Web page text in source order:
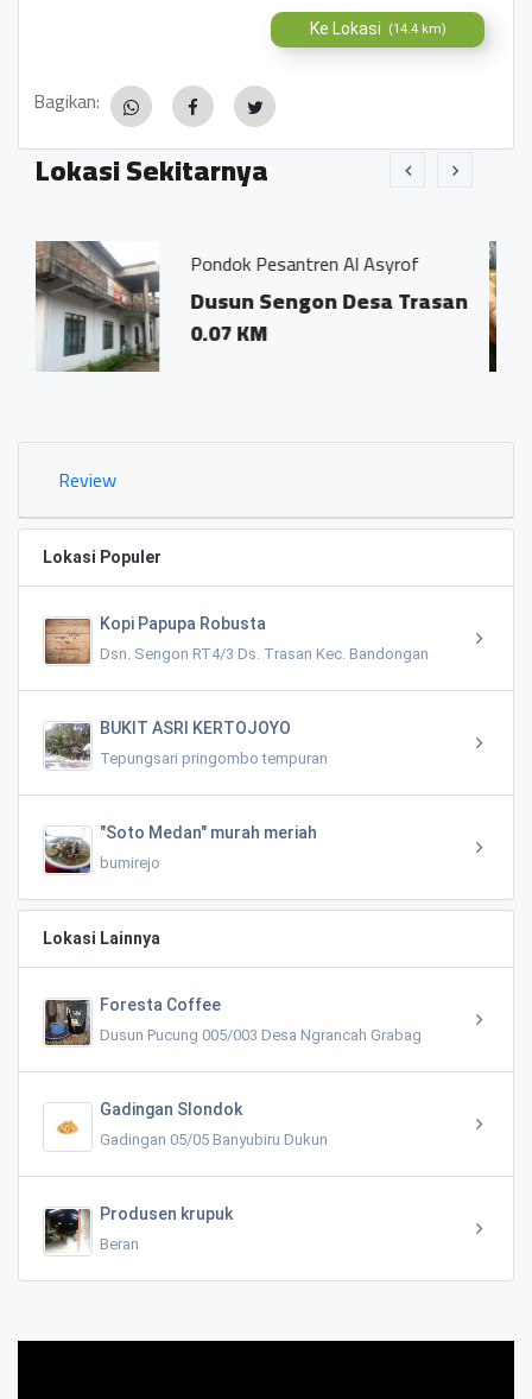
Ke Lokasi (14.4 km)
Bagikan:
Lokasi Sekitarnya
Pesantren Al Asyrof
Sengon Desa Trasan
KM
Jamu
Dsn.
0.03 KM
Review
Lokasi Populer
Kopi Papupa Robusta
Dsn. Sengon RT4/3 Ds. Trasan Kec. Bandongan
BUKIT ASRI KERTOJOYO
Tepungsari pringombo tempuran
"Soto Medan" murah meriah
bumirejo
Lokasi Lainnya
Foresta Coffee
Dusun Pucung 005/003 Desa Ngrancah Grabag
Gadingan Slondok
Gadingan 05/05 Banyubiru Dukun
Produsen krupuk
Beran